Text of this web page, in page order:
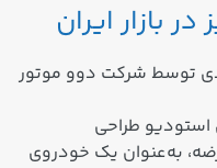
بازار ایران
در اواخر دهه ۱۹۹۰ میلادی توسط شرکت دوو موتور
استودیو طراحی
به‌عنوان یک خودروی